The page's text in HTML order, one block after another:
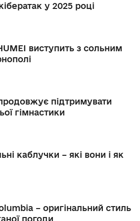
у 2025 році
виступить з сольним
підтримувати
гімнастики
каблучки – які вони і як
– оригінальний стиль
погоди